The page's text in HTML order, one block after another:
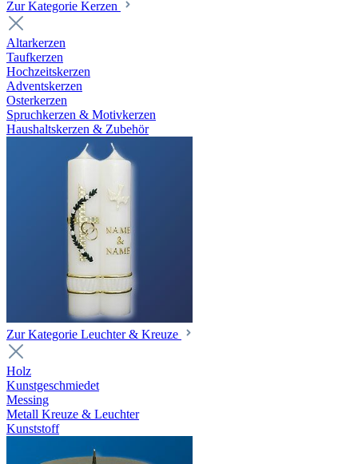
Zur Kategorie Kerzen
Altarkerzen
Taufkerzen
Hochzeitskerzen
Adventskerzen
Osterkerzen
Spruchkerzen & Motivkerzen
Haushaltskerzen & Zubehör
Zur Kategorie Leuchter & Kreuze
Holz
Kunstgeschmiedet
Messing
Metall Kreuze & Leuchter
Kunststoff